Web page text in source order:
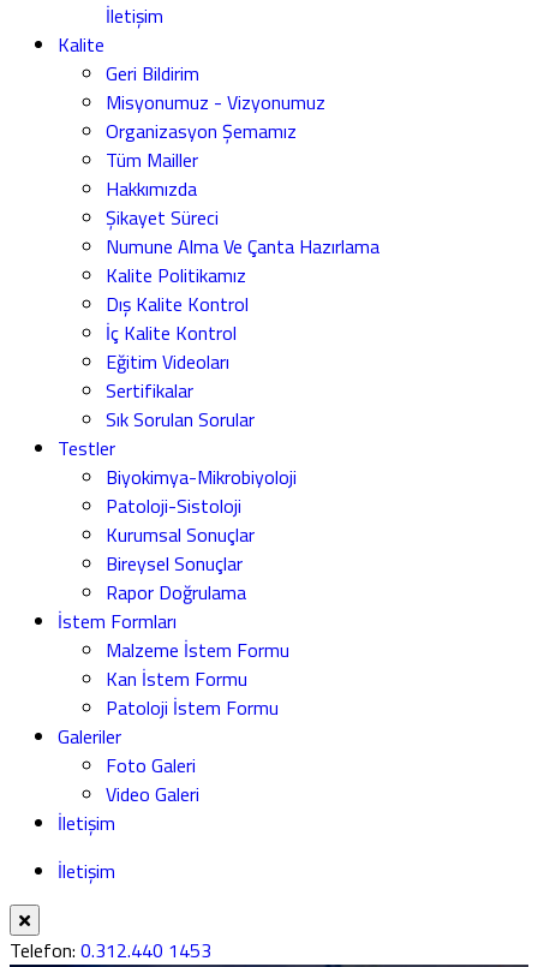
İletişim
Kalite
Geri Bildirim
Misyonumuz - Vizyonumuz
Organizasyon Şemamız
Tüm Mailler
Hakkımızda
Şikayet Süreci
Numune Alma Ve Çanta Hazırlama
Kalite Politikamız
Dış Kalite Kontrol
İç Kalite Kontrol
Eğitim Videoları
Sertifikalar
Sık Sorulan Sorular
Testler
Biyokimya-Mikrobiyoloji
Patoloji-Sistoloji
Kurumsal Sonuçlar
Bireysel Sonuçlar
Rapor Doğrulama
İstem Formları
Malzeme İstem Formu
Kan İstem Formu
Patoloji İstem Formu
Galeriler
Foto Galeri
Video Galeri
İletişim
İletişim
Telefon: 0.312.440 1453